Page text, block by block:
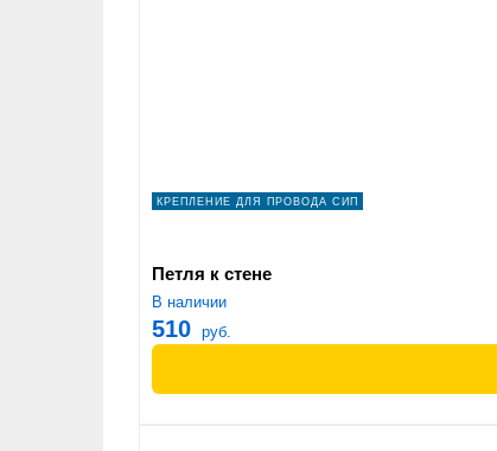
КРЕПЛЕНИЕ ДЛЯ ПРОВОДА СИП
Петля к стене
В наличии
510 руб.